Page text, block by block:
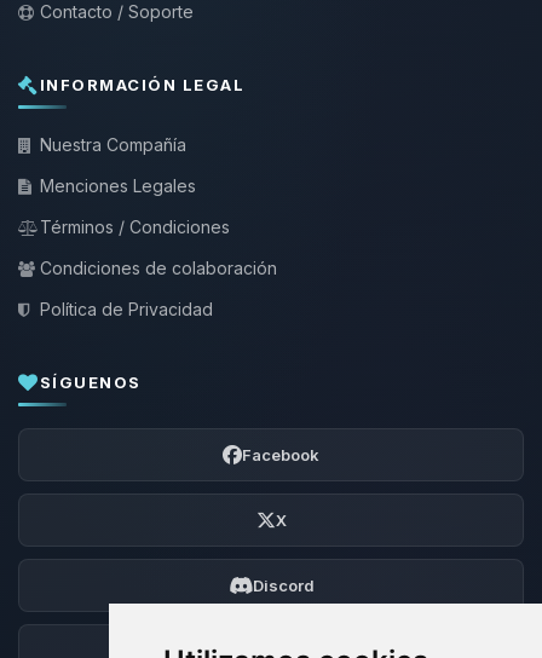
Contacto / Soporte
INFORMACIÓN LEGAL
Nuestra Compañía
Menciones Legales
Términos / Condiciones
Condiciones de colaboración
Política de Privacidad
SÍGUENOS
Facebook
X
Discord
Foro